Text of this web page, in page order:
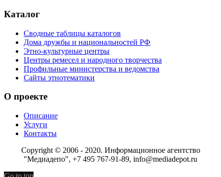
Каталог
Сводные таблицы каталогов
Дома дружбы и национальностей РФ
Этно-культурные центры
Центры ремесел и народного творчества
Профильные министерства и ведомства
Сайты этнотематики
О проекте
Описание
Услуги
Контакты
Copyright © 2006 - 2020. Информационное агентство
"Медиадепо", +7 495 767-91-89, info@mediadepot.ru